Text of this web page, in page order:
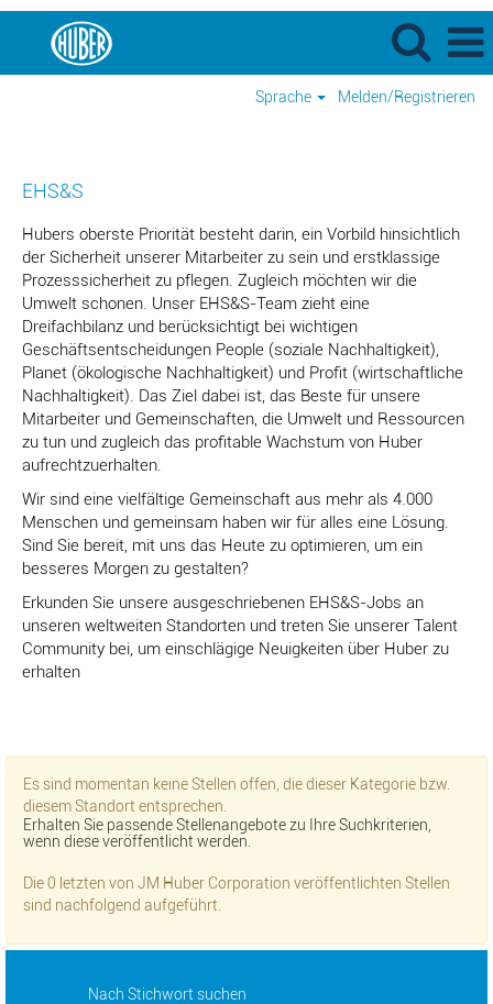
Sprache Melden/Registrieren
Gesundheit,
Sicherheit
Nachhaltigkeit)
EHS&S
Hubers oberste Priorität besteht darin, ein Vorbild hinsichtlich
der Sicherheit unserer Mitarbeiter zu sein und erstklassige
Prozesssicherheit zu pflegen. Zugleich möchten wir die
Umwelt schonen. Unser EHS&S-Team zieht eine
Dreifachbilanz und berücksichtigt bei wichtigen
Geschäftsentscheidungen People (soziale Nachhaltigkeit),
Planet (ökologische Nachhaltigkeit) und Profit (wirtschaftliche
Nachhaltigkeit). Das Ziel dabei ist, das Beste für unsere
Mitarbeiter und Gemeinschaften, die Umwelt und Ressourcen
zu tun und zugleich das profitable Wachstum von Huber
aufrechtzuerhalten.
Wir sind eine vielfältige Gemeinschaft aus mehr als 4.000
Menschen und gemeinsam haben wir für alles eine Lösung.
Sind Sie bereit, mit uns das Heute zu optimieren, um ein
besseres Morgen zu gestalten?
Erkunden Sie unsere ausgeschriebenen EHS&S-Jobs an
unseren weltweiten Standorten und treten Sie unserer Talent
Community bei, um einschlägige Neuigkeiten über Huber zu
erhalten
Es sind momentan keine Stellen offen, die dieser Kategorie bzw.
diesem Standort entsprechen.
Erhalten Sie passende Stellenangebote zu Ihre Suchkriterien,
wenn diese veröffentlicht werden.
Die 0 letzten von JM Huber Corporation veröffentlichten Stellen
sind nachfolgend aufgeführt.
Nach Stichwort suchen